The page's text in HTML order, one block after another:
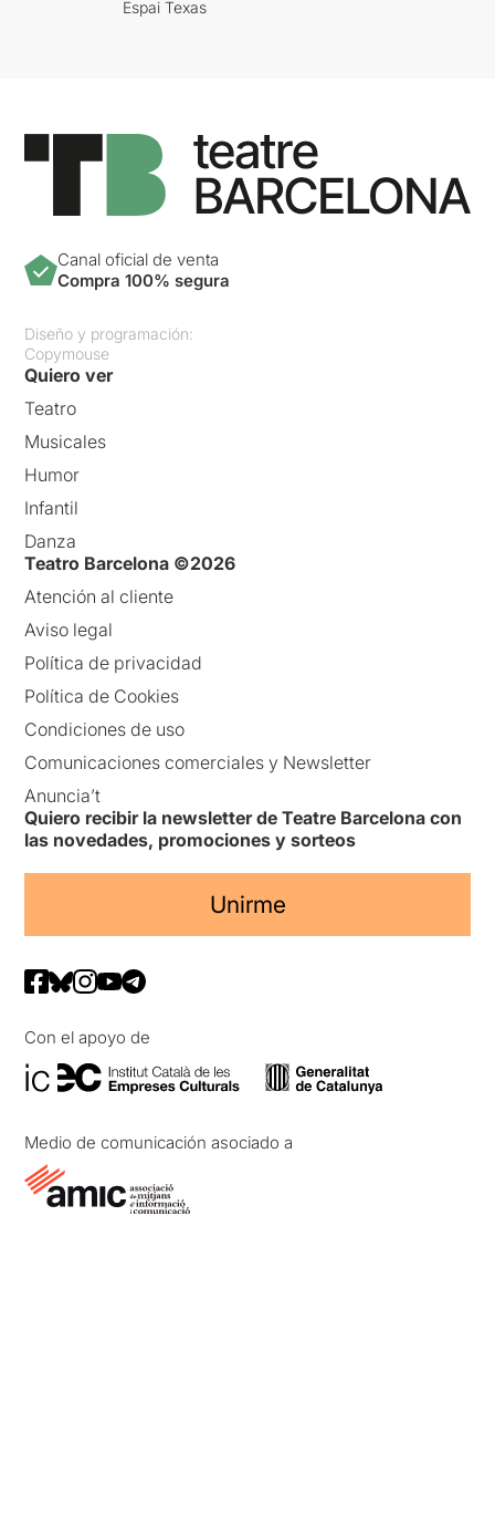
Espai Texas
Canal oficial de venta
Compra 100% segura
Diseño y programación:
Copymouse
Quiero ver
Teatro
Musicales
Humor
Infantil
Danza
Teatro Barcelona ©2026
Atención al cliente
Aviso legal
Política de privacidad
Política de Cookies
Condiciones de uso
Comunicaciones comerciales y Newsletter
Anuncia’t
Quiero recibir la newsletter de Teatre Barcelona con
las novedades, promociones y sorteos
Unirme
Con el apoyo de
Medio de comunicación asociado a